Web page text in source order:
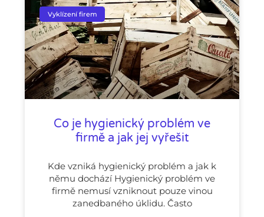
Vyklízení firem
Co je hygienický problém ve
firmě a jak jej vyřešit
Kde vzniká hygienický problém a jak k
němu dochází Hygienický problém ve
firmě nemusí vzniknout pouze vinou
zanedbaného úklidu. Často